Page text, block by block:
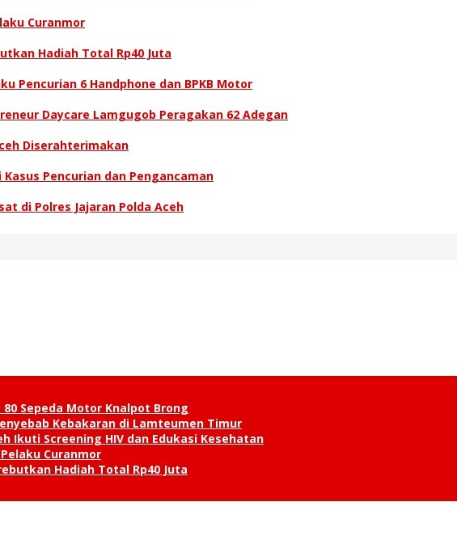
Curanmor
Hadiah Total Rp40 Juta
Pencurian 6 Handphone dan BPKB Motor
Daycare Lamgugob Peragakan 62 Adegan
Diserahterimakan
Pencurian dan Pengancaman
di Polres Jajaran Polda Aceh
Sepeda Motor Knalpot Brong
Kebakaran di Lamteumen Timur
Ikuti Screening HIV dan Edukasi Kesehatan
Curanmor
Hadiah Total Rp40 Juta